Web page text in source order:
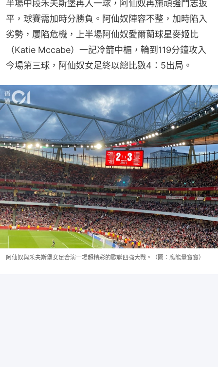
半場中段禾夫斯堡再入一球，阿仙奴再施頑強鬥志扳
平，球賽需加時分勝負。阿仙奴陣容不整，加時陷入
劣勢，屢陷危機，上半場阿仙奴愛爾蘭球星麥姬比
（Katie Mccabe）一記冷箭中楣，輪到119分鐘攻入
今場第三球，阿仙奴女足終以總比數4：5出局。
阿仙奴與禾夫斯堡女足合演一場超精彩的歐聯四強大戰。（圖：腐能量寶寶）